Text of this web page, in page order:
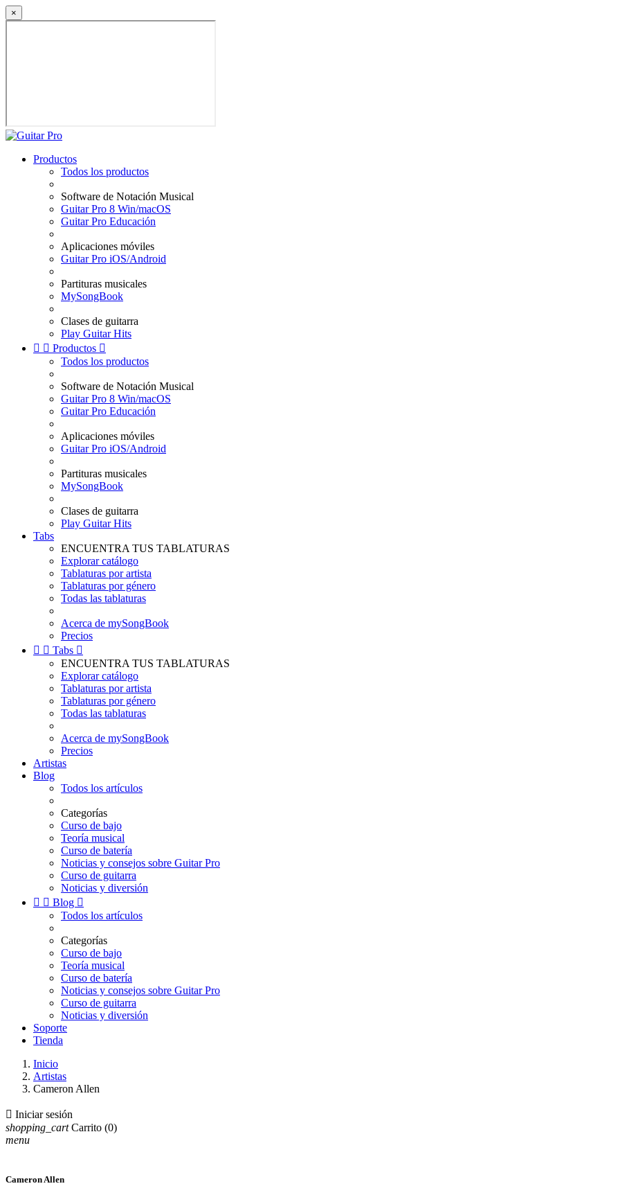
×
Productos
Todos los productos
Software de Notación Musical
Guitar Pro 8 Win/macOS
Guitar Pro Educación
Aplicaciones móviles
Guitar Pro iOS/Android
Partituras musicales
MySongBook
Clases de guitarra
Play Guitar Hits
  Productos 
Todos los productos
Software de Notación Musical
Guitar Pro 8 Win/macOS
Guitar Pro Educación
Aplicaciones móviles
Guitar Pro iOS/Android
Partituras musicales
MySongBook
Clases de guitarra
Play Guitar Hits
Tabs
ENCUENTRA TUS TABLATURAS
Explorar catálogo
Tablaturas por artista
Tablaturas por género
Todas las tablaturas
Acerca de mySongBook
Precios
  Tabs 
ENCUENTRA TUS TABLATURAS
Explorar catálogo
Tablaturas por artista
Tablaturas por género
Todas las tablaturas
Acerca de mySongBook
Precios
Artistas
Blog
Todos los artículos
Categorías
Curso de bajo
Teoría musical
Curso de batería
Noticias y consejos sobre Guitar Pro
Curso de guitarra
Noticias y diversión
  Blog 
Todos los artículos
Categorías
Curso de bajo
Teoría musical
Curso de batería
Noticias y consejos sobre Guitar Pro
Curso de guitarra
Noticias y diversión
Soporte
Tienda
Inicio
Artistas
Cameron Allen
 Iniciar sesión
shopping_cart Carrito (0)
menu
Cameron Allen